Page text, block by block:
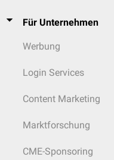
Für Unternehmen
Werbung
Login Services
Content Marketing
Marktforschung
CME-Sponsoring